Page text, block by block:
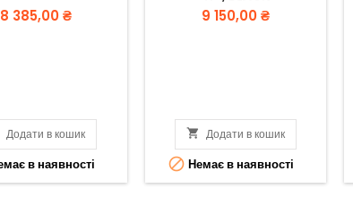
Вартість
8 385,00 ₴
Додати в кошик
в наявності
Вартість
9 150,00 ₴
 Додати в кошик
 Немає в наявності